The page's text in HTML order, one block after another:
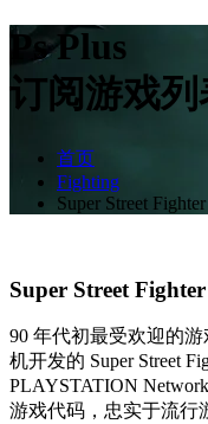
Ps Plus
订阅游戏列
首页
Fighting
Super Street
Super Street
90 年代初最受欢迎的
机开发的 Super Street
PLAYSTATION
游戏代码，忠实于流行